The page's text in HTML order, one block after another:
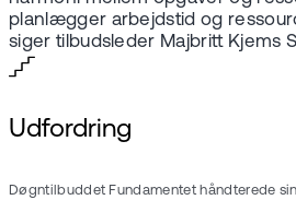
planlægger arbejdstid og
siger tilbudsleder Majbritt Kjems
Udfordring
Døgntilbuddet Fundamentet håndterede